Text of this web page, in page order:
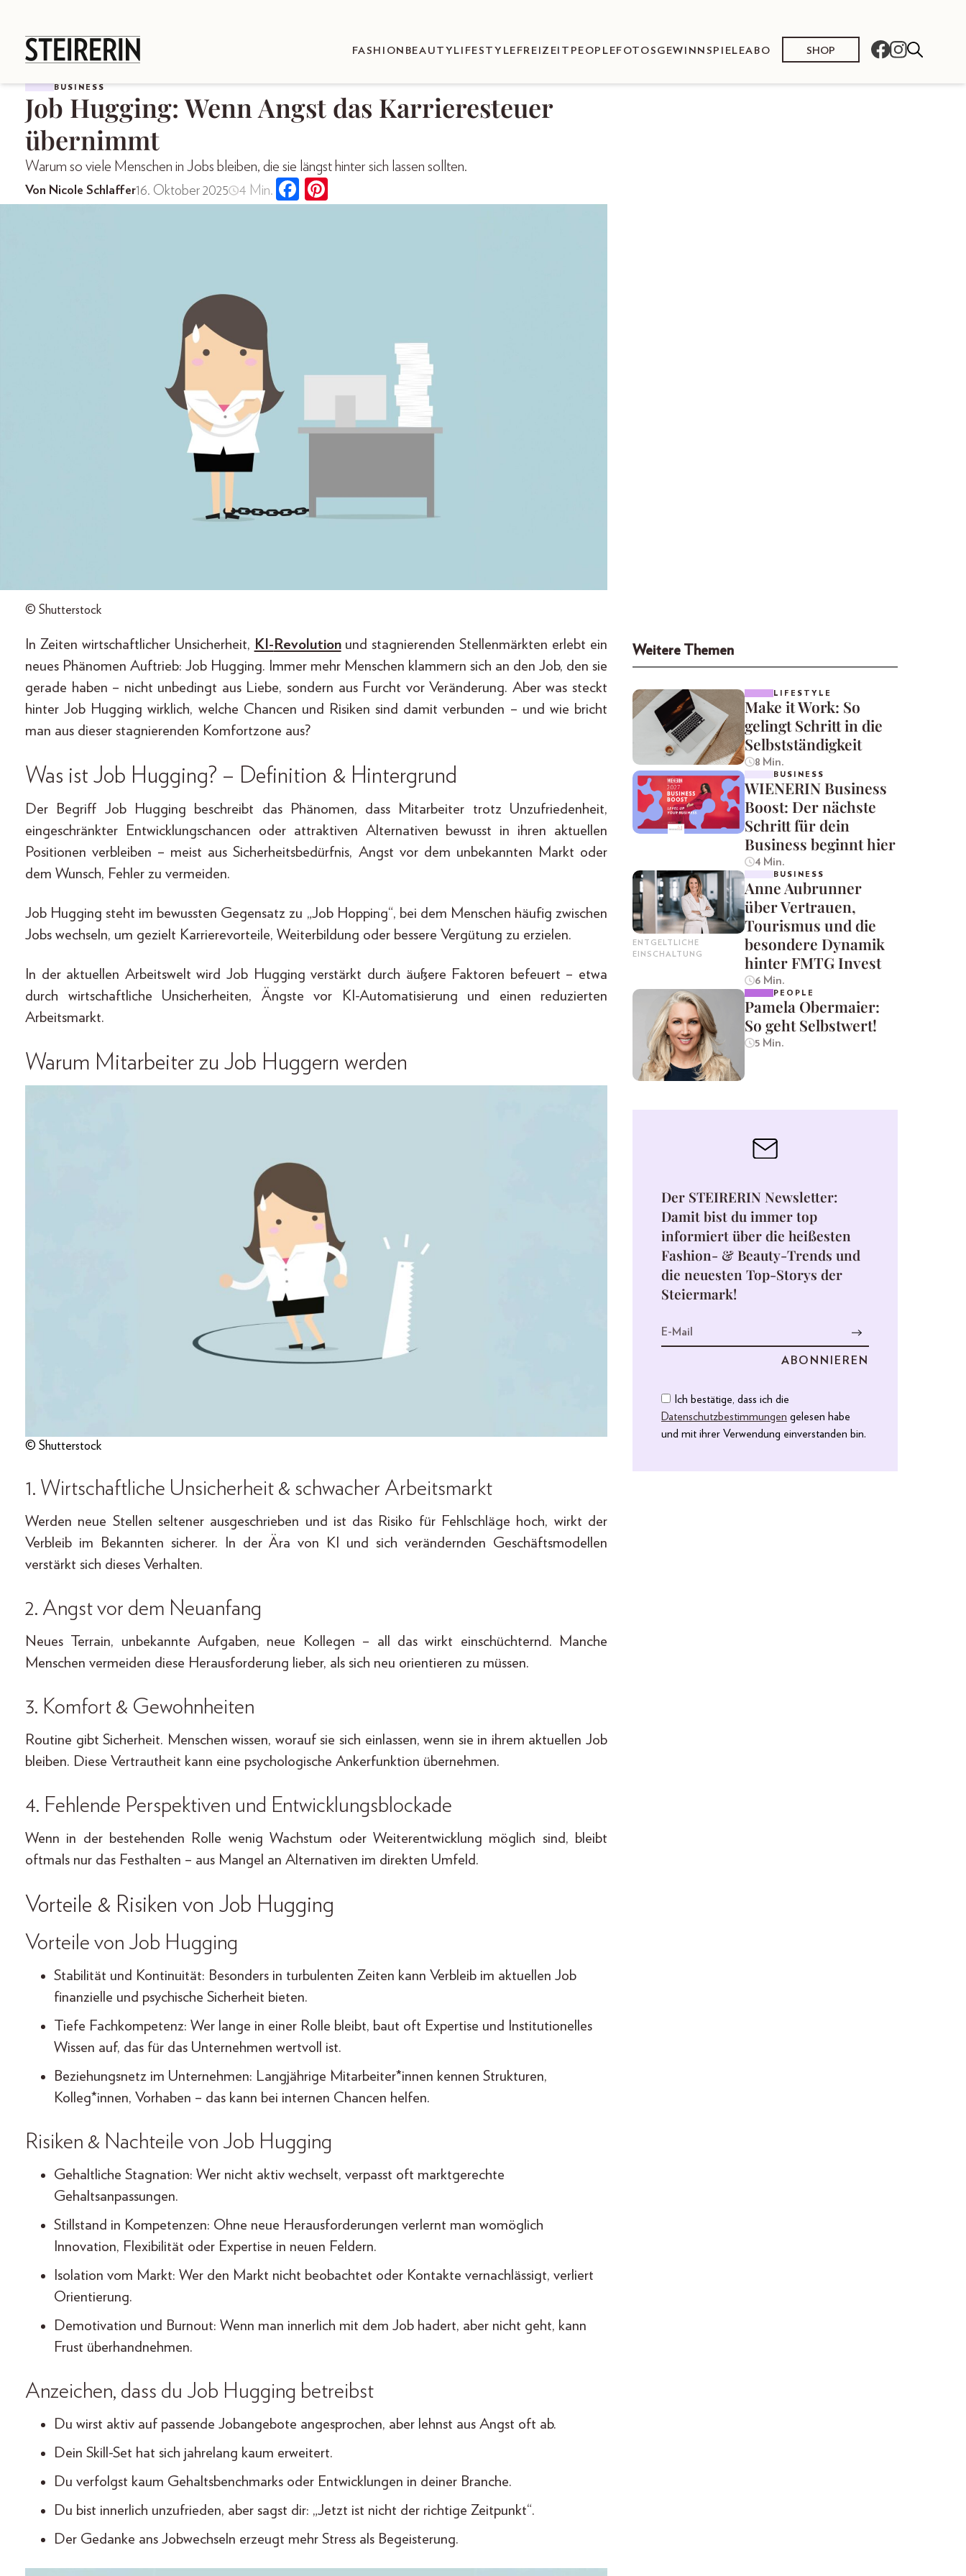
FASHION BEAUTY LIFESTYLE FREIZEIT PEOPLE FOTOS GEWINNSPIELEABO SHOP
BUSINESS
Job Hugging: Wenn Angst das Karrieresteuer
übernimmt
Warum so viele Menschen in Jobs bleiben, die sie längst hinter sich lassen sollten.
Von Nicole Schlaffer16. Oktober 2025 4 Min.
© Shutterstock
In Zeiten wirtschaftlicher Unsicherheit, KI- Revolutionund stagnierenden Stellenmärkten erlebt ein
neues Phänomen Auftrieb: Job Hugging. Immer mehr Menschen klammern sich an den Job, den sie
gerade haben – nicht unbedingt aus Liebe, sondern aus Furcht vor Veränderung. Aber was steckt
hinter Job Hugging wirklich, welche Chancen und Risiken sind damit verbunden – und wie bricht
man aus dieser stagnierenden Komfortzone aus?
Was ist Job Hugging? – Definition & Hintergrund
Der Begriff Job Hugging beschreibt das Phänomen, dass Mitarbeiter trotz Unzufriedenheit,
eingeschränkter Entwicklungschancen oder attraktiven Alternativen bewusst in ihren aktuellen
Positionen verbleiben – meist aus Sicherheitsbedürfnis, Angst vor dem unbekannten Markt oder
dem Wunsch, Fehler zu vermeiden.
Job Hugging steht im bewussten Gegensatz zu „Job Hopping“, bei dem Menschen häufig zwischen
Jobs wechseln, um gezielt Karrierevorteile, Weiterbildung oder bessere Vergütung zu erzielen.
In der aktuellen Arbeitswelt wird Job Hugging verstärkt durch äußere Faktoren befeuert – etwa
durch wirtschaftliche Unsicherheiten, Ängste vor KI-Automatisierung und einen reduzierten
Arbeitsmarkt.
Warum Mitarbeiter zu Job Huggern werden
© Shutterstock
1. Wirtschaftliche Unsicherheit & schwacher Arbeitsmarkt
Werden neue Stellen seltener ausgeschrieben und ist das Risiko für Fehlschläge hoch, wirkt der
Verbleib im Bekannten sicherer. In der Ära von KI und sich verändernden Geschäftsmodellen
verstärkt sich dieses Verhalten.
2. Angst vor dem Neuanfang
Neues Terrain, unbekannte Aufgaben, neue Kollegen – all das wirkt einschüchternd. Manche
Menschen vermeiden diese Herausforderung lieber, als sich neu orientieren zu müssen.
3. Komfort & Gewohnheiten
Routine gibt Sicherheit. Menschen wissen, worauf sie sich einlassen, wenn sie in ihrem aktuellen Job
bleiben. Diese Vertrautheit kann eine psychologische Ankerfunktion übernehmen.
4. Fehlende Perspektiven und Entwicklungsblockade
Wenn in der bestehenden Rolle wenig Wachstum oder Weiterentwicklung möglich sind, bleibt
oftmals nur das Festhalten – aus Mangel an Alternativen im direkten Umfeld.
Vorteile & Risiken von Job Hugging
Vorteile von Job Hugging
Stabilität und Kontinuität: Besonders in turbulenten Zeiten kann Verbleib im aktuellen Job
finanzielle und psychische Sicherheit bieten.
Tiefe Fachkompetenz: Wer lange in einer Rolle bleibt, baut oft Expertise und Institutionelles
Wissen auf, das für das Unternehmen wertvoll ist.
Beziehungsnetz im Unternehmen: Langjährige Mitarbeiter*innen kennen Strukturen,
Kolleg*innen, Vorhaben – das kann bei internen Chancen helfen.
Risiken & Nachteile von Job Hugging
Gehaltliche Stagnation: Wer nicht aktiv wechselt, verpasst oft marktgerechte
Gehaltsanpassungen.
Stillstand in Kompetenzen: Ohne neue Herausforderungen verlernt man womöglich
Innovation, Flexibilität oder Expertise in neuen Feldern.
Isolation vom Markt: Wer den Markt nicht beobachtet oder Kontakte vernachlässigt, verliert
Orientierung.
Demotivation und Burnout: Wenn man innerlich mit dem Job hadert, aber nicht geht, kann
Frust überhandnehmen.
Anzeichen, dass du Job Hugging betreibst
Du wirst aktiv auf passende Jobangebote angesprochen, aber lehnst aus Angst oft ab.
Dein Skill-Set hat sich jahrelang kaum erweitert.
Du verfolgst kaum Gehaltsbenchmarks oder Entwicklungen in deiner Branche.
Du bist innerlich unzufrieden, aber sagst dir: „Jetzt ist nicht der richtige Zeitpunkt“.
Der Gedanke ans Jobwechseln erzeugt mehr Stress als Begeisterung.
Weitere Themen
LIFESTYLE
Make it Work: So
gelingt Schritt in die
Selbstständigkeit
8 Min.
BUSINESS
WIENERIN Business
Boost: Der nächste
Schritt für dein
Business beginnt hier
4 Min.
ENTGELTLICHE
EINSCHALTUNG
BUSINESS
Anne Aubrunner
über Vertrauen,
Tourismus und die
besondere Dynamik
hinter FMTG Invest
6 Min.
PEOPLE
Pamela Obermaier:
So geht Selbstwert!
5 Min.
Der STEIRERIN Newsletter:
Damit bist du immer top
informiert über die heißesten
Fashion- & Beauty-Trends und
die neuesten Top-Storys der
Steiermark!
Ich bestätige, dass ich die
Datenschutzbestimmungen gelesen habe
und mit ihrer Verwendung einverstanden bin.